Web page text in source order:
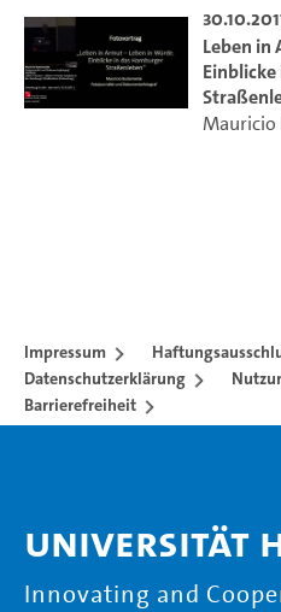
Leben in
Mauricio
Impressum
Datenschutzerklärung
Barrierefreiheit
Universität
Innovating and